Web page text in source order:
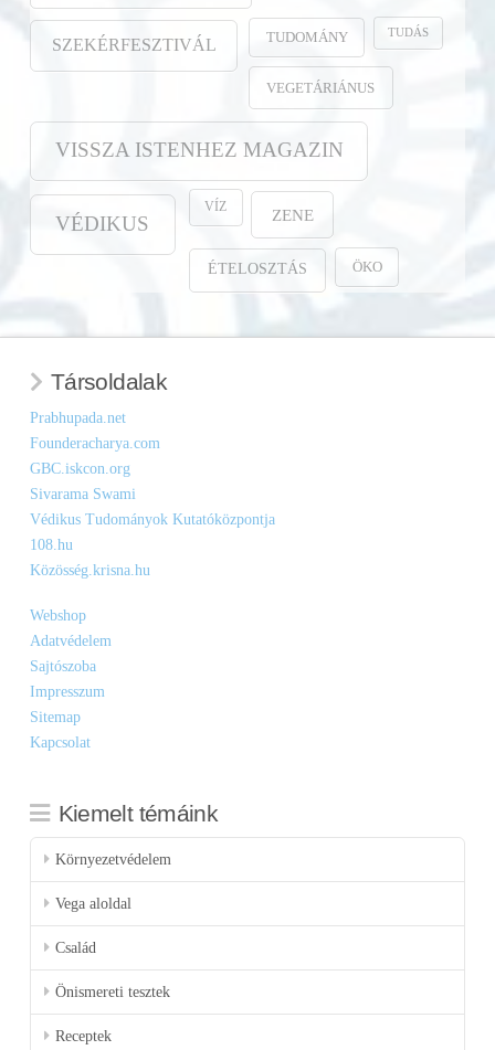
SZEKÉRFESZTIVÁL TUDOMÁNY TUDÁS
VEGETÁRIÁNUS
VISSZA ISTENHEZ MAGAZIN
VÉDIKUS
VÍZ ZENE
ÉTELOSZTÁS ÖKO
Társoldalak
Prabhupada.net
Founderacharya.com
GBC.iskcon.org
Sivarama Swami
Védikus Tudományok Kutatóközpontja
108.hu
Közösség.krisna.hu
Webshop
Adatvédelem
Sajtószoba
Impresszum
Sitemap
Kapcsolat
Kiemelt témáink
Környezetvédelem
Vega aloldal
Család
Önismereti tesztek
Receptek